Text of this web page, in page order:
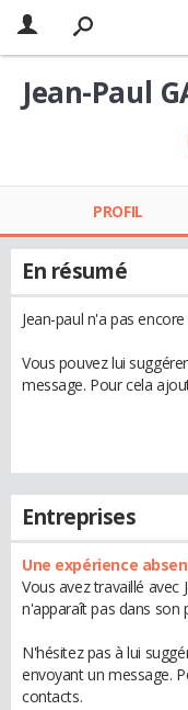
Jean-Paul
PROFIL
En résumé
Jean-paul n'a pas
Vous pouvez lui
message. Pour cela
Entreprises
Une expérience
Vous avez travaillé avec
n'apparaît pas dans son
N'hésitez pas à lui
envoyant un message.
contacts.